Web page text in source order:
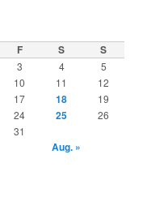
F S
S
3 4
5
10 11
12
17 18
19
24 25
26
31
Aug. »